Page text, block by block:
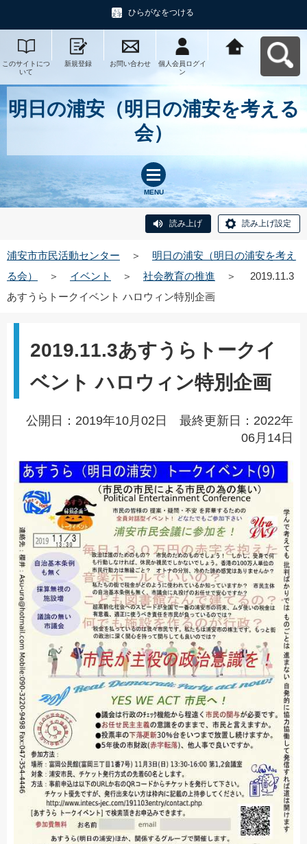
ひらがなをつける
このサイトにつ
いて
新規登録 お問い合わせ
個人会員ログイ
ン
明日の浦安（明日の浦安を考える
会）
MENU
読み上げ 読み上げ設定
浦安市市民活動センター ＞
明日の浦安（明日の浦安を考え
る会）
＞ イベント ＞ 社会教育の推進 ＞
2019.11.3
あすうらトークイベント ハロウィン特別企画
2019.11.3あすうらトークイ
ベント ハロウィン特別企画
公開日：2019年10月02日 最終更新日：2022年
06月14日